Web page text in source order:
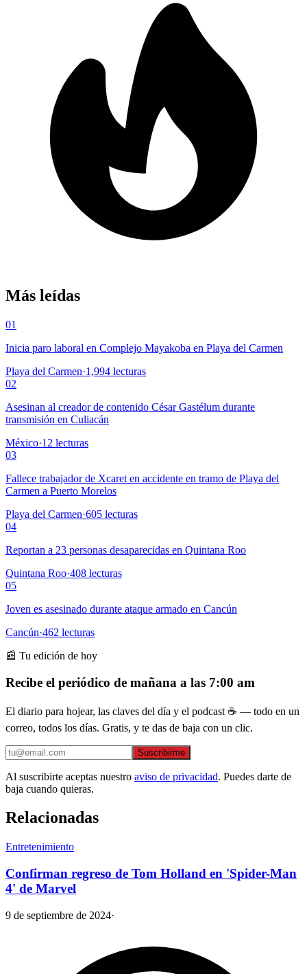
Más leídas
01
Inicia paro laboral en Complejo Mayakoba en Playa del Carmen
Playa del Carmen·1,994 lecturas
02
Asesinan al creador de contenido César Gastélum durante
transmisión en Culiacán
México·12 lecturas
03
Fallece trabajador de Xcaret en accidente en tramo de Playa del
Carmen a Puerto Morelos
Playa del Carmen·605 lecturas
04
Reportan a 23 personas desaparecidas en Quintana Roo
Quintana Roo·408 lecturas
05
Joven es asesinado durante ataque armado en Cancún
Cancún·462 lecturas
📰 Tu edición de hoy
Recibe el periódico de mañana a las 7:00 am
El diario para hojear, las claves del día y el podcast ☕ — todo en un
correo, todos los días. Gratis, y te das de baja con un clic.
Suscribirme
Al suscribirte aceptas nuestro aviso de privacidad. Puedes darte de
baja cuando quieras.
Relacionadas
Entretenimiento
Confirman regreso de Tom Holland en 'Spider-Man
4' de Marvel
9 de septiembre de 2024·